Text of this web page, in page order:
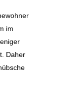
im
Daher